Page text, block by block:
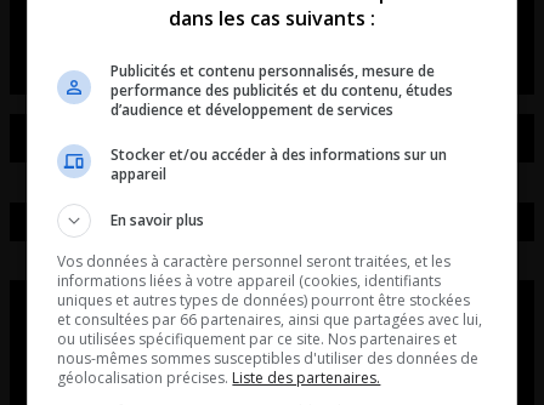
L’intro de Maurais livedans les cas suivants :
Publicités et contenu personnalisés, mesure de
performance des publicités et du contenu, études
d’audience et développement de services
Stocker et/ou accéder à des informations sur un
appareil
En savoir plus
Vos données à caractère personnel seront traitées, et les
informations liées à votre appareil (cookies, identifiants
uniques et autres types de données) pourront être stockées
et consultées par 66 partenaires, ainsi que partagées avec lui,
ou utilisées spécifiquement par ce site. Nos partenaires et
nous-mêmes sommes susceptibles d'utiliser des données de
géolocalisation précises. Liste des partenaires.